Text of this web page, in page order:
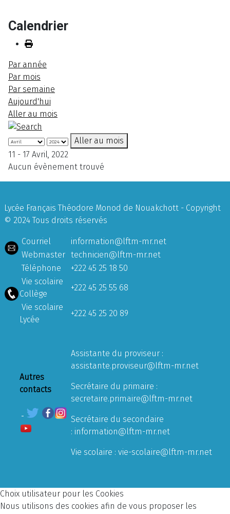
Calendrier
Par année
Par mois
Par semaine
Aujourd'hui
Aller au mois
Aller au mois
11 - 17 Avril, 2022
Aucun évènement trouvé
Lycée Français Théodore Monod de Nouakchott - Copyright
© 2024 Tous droits réservés
Courriel
information@lftm-mr.net
Webmaster technicien@lftm-mr.net
Téléphone
+222 45 25 18 50
Vie scolaire
Collège
+222 45 25 55 68
Vie scolaire
Lycée
+222 45 25 20 89
Autres
contacts
Assistante du proviseur :
assistante.proviseur@lftm-mr.net
Secrétaire du primaire :
secretaire.primaire@lftm-mr.net
Secrétaire du secondaire
: information@lftm-mr.net
Vie scolaire : vie-scolaire@lftm-mr.net
Choix utilisateur pour les Cookies
Nous utilisons des cookies afin de vous proposer les